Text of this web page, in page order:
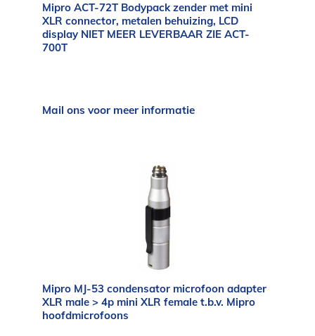
Mipro ACT-72T Bodypack zender met mini
XLR connector, metalen behuizing, LCD
display NIET MEER LEVERBAAR ZIE ACT-
700T
Mail ons voor meer informatie
Mipro MJ-53 condensator microfoon adapter
XLR male > 4p mini XLR female t.b.v. Mipro
hoofdmicrofoons